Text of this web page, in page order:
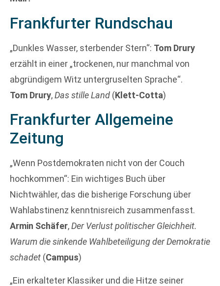
Frankfurter Rundschau
„Dunkles Wasser, sterbender Stern“: Tom Drury
erzählt in einer „trockenen, nur manchmal von
abgründigem Witz untergruselten Sprache“.
Tom Drury,Das stille Land (Klett-Cotta)
Frankfurter Allgemeine
Zeitung
„Wenn Postdemokraten nicht von der Couch
hochkommen“: Ein wichtiges Buch über
Nichtwähler, das die bisherige Forschung über
Wahlabstinenz kenntnisreich zusammenfasst.
Armin Schäfer,Der Verlust politischer Gleichheit.
Warum die sinkende Wahlbeteiligung der Demokratie
schadet (Campus)
„Ein erkalteter Klassiker und die Hitze seiner